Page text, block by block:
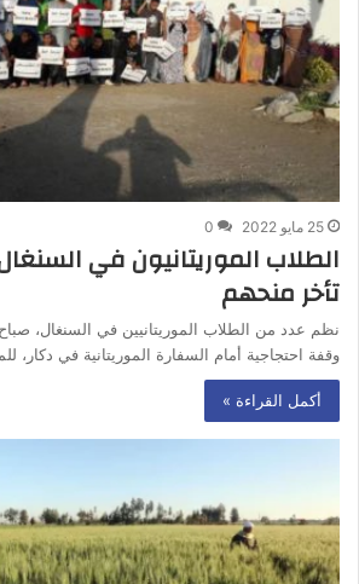
25 مايو 2022 0
الطلاب الموريتانيون في
تأخر منحهم
نظم عدد من الطلاب الموريتانيين في السنغال، صباح
وقفة احتجاجية أمام السفارة الموريتانية في دكار،
أكمل القراءة »